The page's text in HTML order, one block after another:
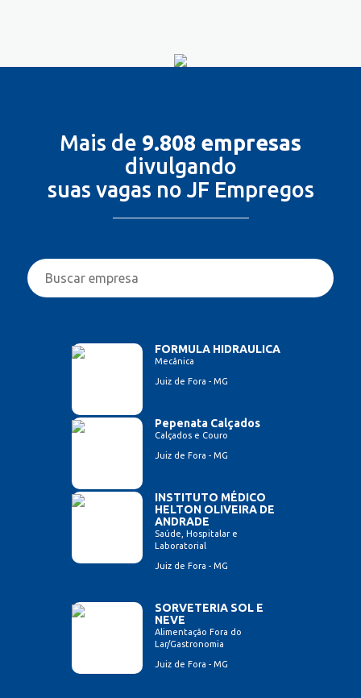
Mais de 9.808 empresas
divulgando
suas vagas no JF Empregos
FORMULA HIDRAULICA
Mecânica
Juiz de Fora - MG
Pepenata Calçados
Calçados e Couro
Juiz de Fora - MG
INSTITUTO MÉDICO
HELTON OLIVEIRA DE
ANDRADE
Saúde, Hospitalar e
Laboratorial
Juiz de Fora - MG
SORVETERIA SOL E
NEVE
Alimentação Fora do
Lar/Gastronomia
Juiz de Fora - MG